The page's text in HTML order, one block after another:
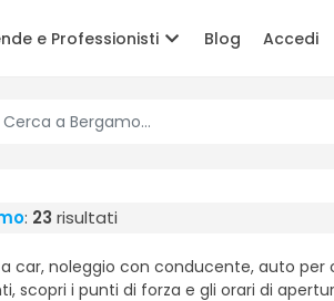
e Professionisti Blog Accedi
: 23 risultati
car, noleggio con conducente, auto per
scopri i punti di forza e gli orari di